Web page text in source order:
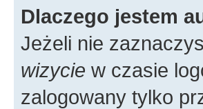
Dlaczego jestem
Jeżeli nie
wizycie w czasie
zalogowany tylko